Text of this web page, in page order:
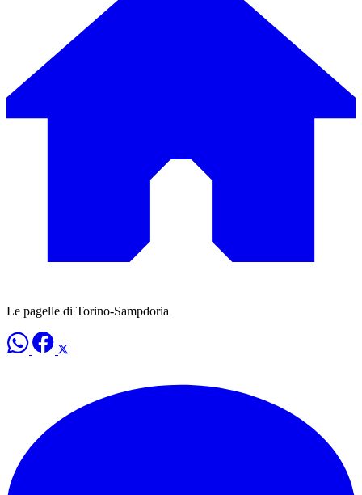
Le pagelle di Torino-Sampdoria